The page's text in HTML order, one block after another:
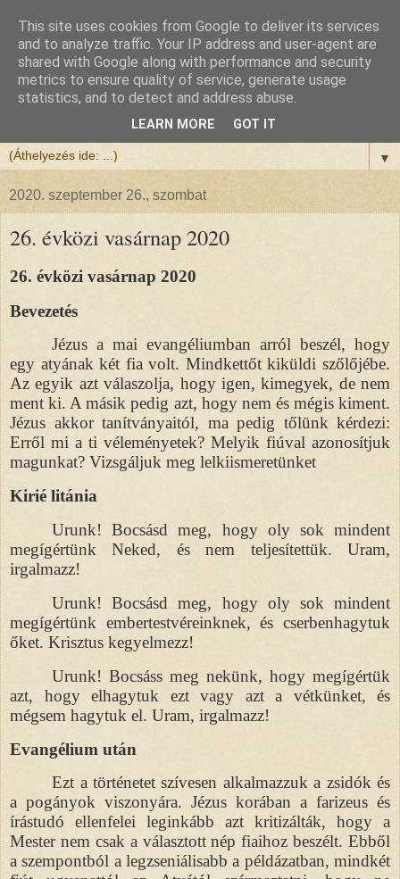
Félix atya
Szeretettel köszöntöm a honlapomra ellátogatót.
▼
2020. szeptember 26., szombat
26. évközi vasárnap 2020
26. évközi vasárnap 2020
Bevezetés
Jézus a mai evangéliumban arról beszél, hogy
egy atyának két fia volt. Mindkettőt kiküldi szőlőjébe.
Az egyik azt válaszolja, hogy igen, kimegyek, de nem
ment ki. A másik pedig azt, hogy nem és mégis kiment.
Jézus akkor tanítványaitól, ma pedig tőlünk kérdezi:
Erről mi a ti véleményetek? Melyik fiúval azonosítjuk
magunkat? Vizsgáljuk meg lelkiismeretünket
Kirié litánia
Urunk! Bocsásd meg, hogy oly sok mindent
megígértünk Neked, és nem teljesítettük. Uram,
irgalmazz!
Urunk! Bocsásd meg, hogy oly sok mindent
megígértünk embertestvéreinknek, és cserbenhagytuk
őket. Krisztus kegyelmezz!
Urunk! Bocsáss meg nekünk, hogy megígértük
azt, hogy elhagytuk ezt vagy azt a vétkünket, és
mégsem hagytuk el. Uram, irgalmazz!
Evangélium után
Ezt a történetet szívesen alkalmazzuk a zsidók és
a pogányok viszonyára. Jézus korában a farizeus és
írástudó ellenfelei leginkább azt kritizálták, hogy a
Mester nem csak a választott nép fiaihoz beszélt. Ebből
a szempontból a legzseniálisabb a példázatban, mindkét
This site uses cookies from Google to deliver its services
and to analyze traffic. Your IP address and user-agent are
shared with Google along with performance and security
metrics to ensure quality of service, generate usage
statistics, and to detect and address abuse.
LEARN MORE GOT IT